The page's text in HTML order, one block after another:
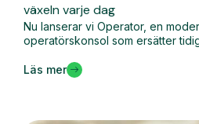
växeln varje dag
Nu lanserar vi Operator, en
operatörskonsol som ersätter
Läs mer